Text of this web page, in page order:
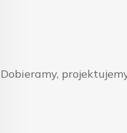
Dobieramy,